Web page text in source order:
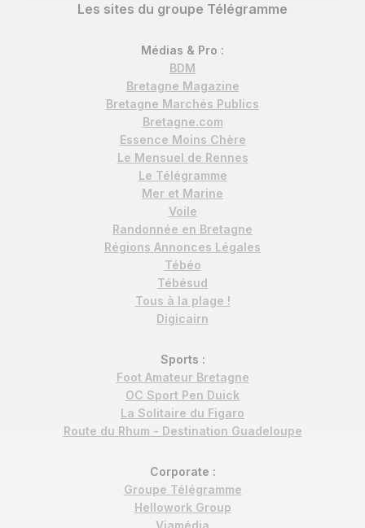
Les sites du groupe Télégramme
Médias & Pro :
BDM
Bretagne Magazine
Bretagne Marchés Publics
Bretagne.com
Essence Moins Chère
Le Mensuel de Rennes
Le Télégramme
Mer et Marine
Voile
Randonnée en Bretagne
Régions Annonces Légales
Tébéo
Tébésud
Tous à la plage !
Digicairn
Sports :
Foot Amateur Bretagne
OC Sport Pen Duick
La Solitaire du Figaro
Route du Rhum - Destination Guadeloupe
Corporate :
Groupe Télégramme
Hellowork Group